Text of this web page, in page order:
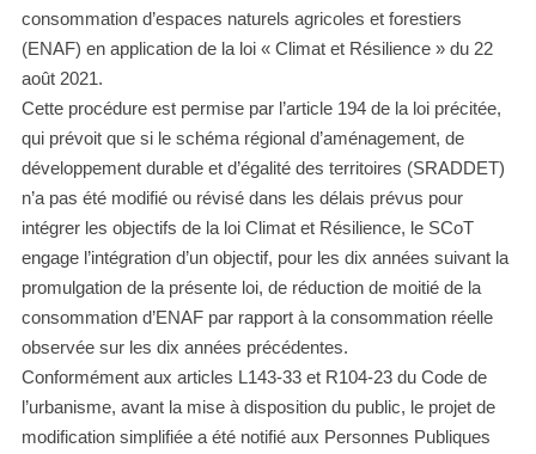
consommation d’espaces naturels agricoles et forestiers
(ENAF) en application de la loi « Climat et Résilience » du 22
août 2021.
Cette procédure est permise par l’article 194 de la loi précitée,
qui prévoit que si le schéma régional d’aménagement, de
développement durable et d’égalité des territoires (SRADDET)
n’a pas été modifié ou révisé dans les délais prévus pour
intégrer les objectifs de la loi Climat et Résilience, le SCoT
engage l’intégration d’un objectif, pour les dix années suivant la
promulgation de la présente loi, de réduction de moitié de la
consommation d’ENAF par rapport à la consommation réelle
observée sur les dix années précédentes.
Conformément aux articles L143-33 et R104-23 du Code de
l’urbanisme, avant la mise à disposition du public, le projet de
modification simplifiée a été notifié aux Personnes Publiques